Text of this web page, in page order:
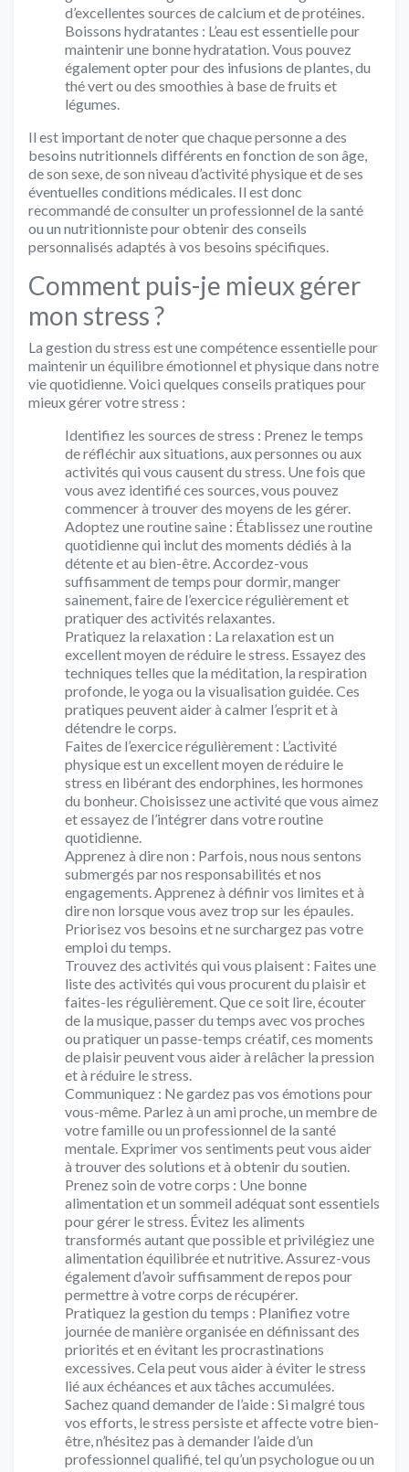
d’excellentes sources de calcium et de protéines.
Boissons hydratantes : L’eau est essentielle pour
maintenir une bonne hydratation. Vous pouvez
également opter pour des infusions de plantes, du
thé vert ou des smoothies à base de fruits et
légumes.
Il est important de noter que chaque personne a des
besoins nutritionnels différents en fonction de son âge,
de son sexe, de son niveau d’activité physique et de ses
éventuelles conditions médicales. Il est donc
recommandé de consulter un professionnel de la santé
ou un nutritionniste pour obtenir des conseils
personnalisés adaptés à vos besoins spécifiques.
Comment puis-je mieux gérer
mon stress ?
La gestion du stress est une compétence essentielle pour
maintenir un équilibre émotionnel et physique dans notre
vie quotidienne. Voici quelques conseils pratiques pour
mieux gérer votre stress :
Identifiez les sources de stress : Prenez le temps
de réfléchir aux situations, aux personnes ou aux
activités qui vous causent du stress. Une fois que
vous avez identifié ces sources, vous pouvez
commencer à trouver des moyens de les gérer.
Adoptez une routine saine : Établissez une routine
quotidienne qui inclut des moments dédiés à la
détente et au bien-être. Accordez-vous
suffisamment de temps pour dormir, manger
sainement, faire de l’exercice régulièrement et
pratiquer des activités relaxantes.
Pratiquez la relaxation : La relaxation est un
excellent moyen de réduire le stress. Essayez des
techniques telles que la méditation, la respiration
profonde, le yoga ou la visualisation guidée. Ces
pratiques peuvent aider à calmer l’esprit et à
détendre le corps.
Faites de l’exercice régulièrement : L’activité
physique est un excellent moyen de réduire le
stress en libérant des endorphines, les hormones
du bonheur. Choisissez une activité que vous aimez
et essayez de l’intégrer dans votre routine
quotidienne.
Apprenez à dire non : Parfois, nous nous sentons
submergés par nos responsabilités et nos
engagements. Apprenez à définir vos limites et à
dire non lorsque vous avez trop sur les épaules.
Priorisez vos besoins et ne surchargez pas votre
emploi du temps.
Trouvez des activités qui vous plaisent : Faites une
liste des activités qui vous procurent du plaisir et
faites-les régulièrement. Que ce soit lire, écouter
de la musique, passer du temps avec vos proches
ou pratiquer un passe-temps créatif, ces moments
de plaisir peuvent vous aider à relâcher la pression
et à réduire le stress.
Communiquez : Ne gardez pas vos émotions pour
vous-même. Parlez à un ami proche, un membre de
votre famille ou un professionnel de la santé
mentale. Exprimer vos sentiments peut vous aider
à trouver des solutions et à obtenir du soutien.
Prenez soin de votre corps : Une bonne
alimentation et un sommeil adéquat sont essentiels
pour gérer le stress. Évitez les aliments
transformés autant que possible et privilégiez une
alimentation équilibrée et nutritive. Assurez-vous
également d’avoir suffisamment de repos pour
permettre à votre corps de récupérer.
Pratiquez la gestion du temps : Planifiez votre
journée de manière organisée en définissant des
priorités et en évitant les procrastinations
excessives. Cela peut vous aider à éviter le stress
lié aux échéances et aux tâches accumulées.
Sachez quand demander de l’aide : Si malgré tous
vos efforts, le stress persiste et affecte votre bien-
être, n’hésitez pas à demander l’aide d’un
professionnel qualifié, tel qu’un psychologue ou un